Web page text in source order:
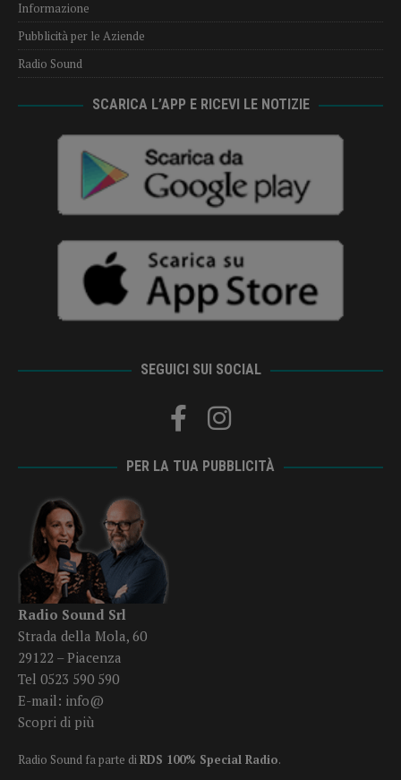
Informazione
Pubblicità per le Aziende
Radio Sound
SCARICA L’APP E RICEVI LE NOTIZIE
SEGUICI SUI SOCIAL
PER LA TUA PUBBLICITÀ
Radio Sound Srl
Strada della Mola, 60
29122 – Piacenza
Tel 0523 590 590
E-mail: info@
Scopri di più
Radio Sound fa parte diRDS 100% Special Radio.